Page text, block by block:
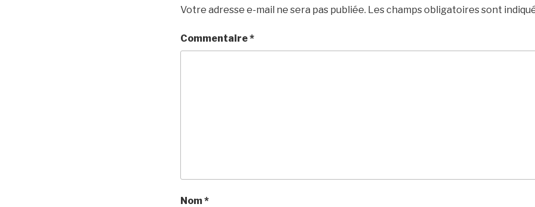
Votre adresse e-mail ne sera pas publiée. Les champs obligatoires sont
Commentaire*
Nom*